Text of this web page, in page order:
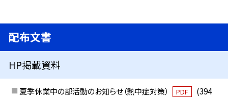
配布文書
HP掲載資料
夏季休業中の部活動のお知らせ（熱中症対策） PDF
(394